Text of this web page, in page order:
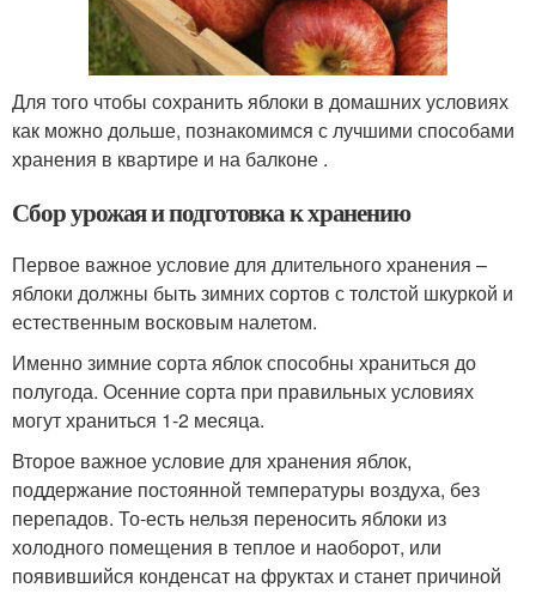
Для того чтобы сохранить яблоки в домашних условиях
как можно дольше, познакомимся с лучшими способами
хранения в квартире и на балконе .
Сбор урожая и подготовка к хранению
Первое важное условие для длительного хранения –
яблоки должны быть зимних сортов с толстой шкуркой и
естественным восковым налетом.
Именно зимние сорта яблок способны храниться до
полугода. Осенние сорта при правильных условиях
могут храниться 1-2 месяца.
Второе важное условие для хранения яблок,
поддержание постоянной температуры воздуха, без
перепадов. То-есть нельзя переносить яблоки из
холодного помещения в теплое и наоборот, или
появившийся конденсат на фруктах и станет причиной